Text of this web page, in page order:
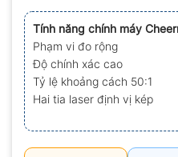
xếp
hạng
0.0
5
sao
Tính năng chính máy
Phạm vi đo rộng
Độ chính xác cao
Tỷ lệ khoảng cách 50:1
Hai tia laser định vị kép